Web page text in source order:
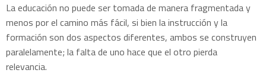
La educación no puede ser tomada de manera fragmentada y
menos por el camino más fácil, si bien la instrucción y la
formación son dos aspectos diferentes, ambos se construyen
paralelamente; la falta de uno hace que el otro pierda
relevancia.